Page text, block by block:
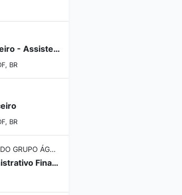
Assistente financeiro - Assistente financeiro
BR
BR
DIVISÃO COMÉRCIO DO GRUPO ÁGUIA BRANCA
Assistente Administrativo Financeiro - Brasília/DF